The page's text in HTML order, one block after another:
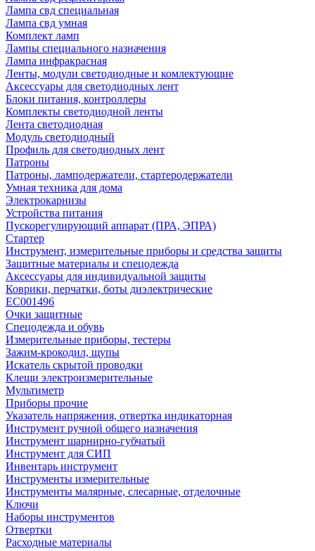
Лампа свд специальная
Лампа свд умная
Комплект ламп
Лампы специального назначения
Лампа инфракрасная
Ленты, модули светодиодные и комлектующие
Аксессуары для светодиодных лент
Блоки питания, контроллеры
Комплекты светодиодной ленты
Лента светодиодная
Модуль светодиодный
Профиль для светодиодных лент
Патроны
Патроны, ламподержатели, стартеродержатели
Умная техника для дома
Электрокарнизы
Устройства питания
Пускорегулирующий аппарат (ПРА, ЭПРА)
Стартер
Инструмент, измерительные приборы и средства защиты
Защитные материалы и спецодежда
Аксессуары для индивидуальной защиты
Коврики, перчатки, боты диэлектрические
EC001496
Очки защитные
Спецодежда и обувь
Измерительные приборы, тестеры
Зажим-крокодил, щупы
Искатель скрытой проводки
Клещи электроизмерительные
Мультиметр
Приборы прочие
Указатель напряжения, отвертка индикаторная
Инструмент ручной общего назначения
Инструмент шарнирно-губчатый
Инструмент для СИП
Инвентарь инструмент
Инструменты измерительные
Инструменты малярные, слесарные, отделочные
Ключи
Наборы инструментов
Отвертки
Расходные материалы